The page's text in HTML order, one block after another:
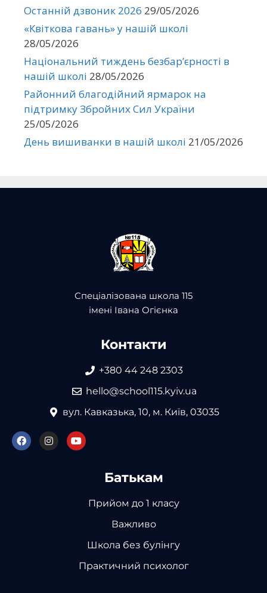
Останній дзвоник 2026 29/05/2026
«Квіткова гавань» у нашій школі
28/05/2026
Національний тиждень безбар’єрності в
нашій школі 28/05/2026
Районний благодійний ярмарок на
підтримку Збройних Сил України
25/05/2026
День вишиванки в нашій школі 21/05/2026
Спеціалізована школа 115
імені Івана Огієнка
Контакти
+380 44 248 2303
hello@school115.kyiv.ua
вул. Кавказька, 10, м. Київ, 03035
Батькам
Прийом до 1 класу
Важливо
Школа без булінгу
Практичний психолог